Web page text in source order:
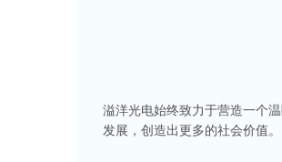
溢洋光电始终致力于营造一个
发展，创造出更多的社会价值。